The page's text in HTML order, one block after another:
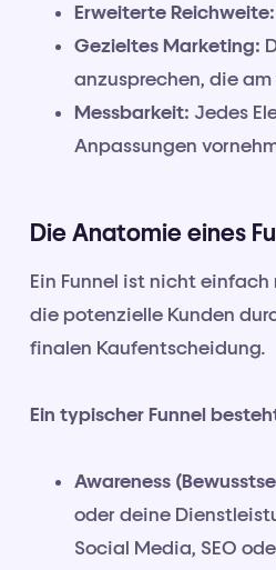
Erweiterte Reichweite:
Gezieltes Marketing:
anzusprechen, die
Messbarkeit: Jedes
Anpassungen
Die Anatomie eines
Ein Funnel ist nicht
die potenzielle Kunden
finalen Kaufentscheidung.
Ein typischer Funnel
Awareness
oder deine
Social Media, SEO